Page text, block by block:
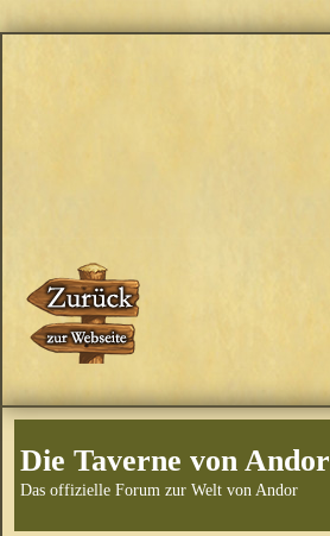
Die Taverne von Andor
Das offizielle Forum zur Welt von Andor